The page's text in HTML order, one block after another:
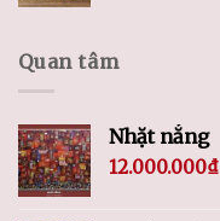
Quan tâm
Nhặt nắng
12.000.000₫